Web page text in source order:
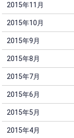
2015年11月
2015年10月
2015年9月
2015年8月
2015年7月
2015年6月
2015年5月
2015年4月